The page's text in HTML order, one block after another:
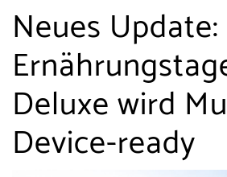
Neues Update:
Deluxe wird
Device-ready